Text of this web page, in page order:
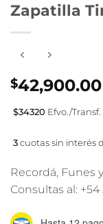
Zapatilla
$42,900.00
$34320 Efvo./Transf.
3cuotas sin interés
Recordá, Funes
Consultas al: +54